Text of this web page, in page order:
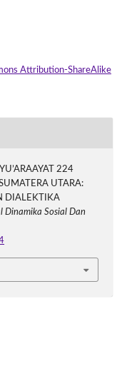
Attribution-ShareAlike
224
UTARA:
DIALEKTIKA
Dinamika Sosial Dan